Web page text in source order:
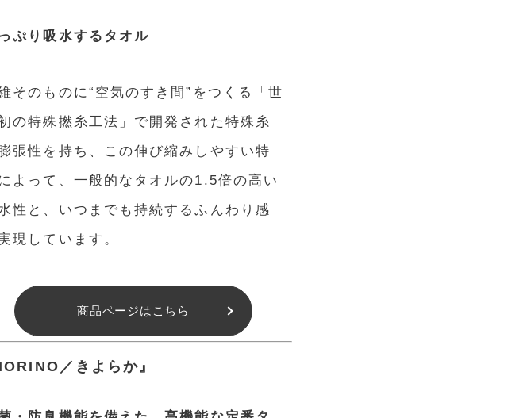
ぷり吸水するタオル
そのものに“空気のすき間”をつくる「世
の特殊撚糸工法」で開発された特殊糸
張性を持ち、この伸び縮みしやすい特
よって、一般的なタオルの1.5倍の高い
性と、いつまでも持続するふんわり感
現しています。
商品ページはこちら
IORINO／きよらか』